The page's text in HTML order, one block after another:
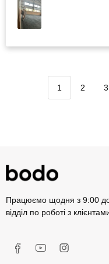
1 2 3
Працюємо щодня з 9:00 до
відділ по роботі з